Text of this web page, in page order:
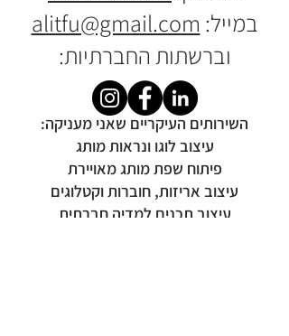
במייל: alitfu@gmail.com
וברשתות החברתיות:
​​השירותים העיקריים שאני מעניקה:
עיצוב לוגו ונראות מותג
פיתוח שפת מותג מאויירת
עיצוב אריזות, חוברות וקטלוגים
עיצוב תכנים למדיה חברתית